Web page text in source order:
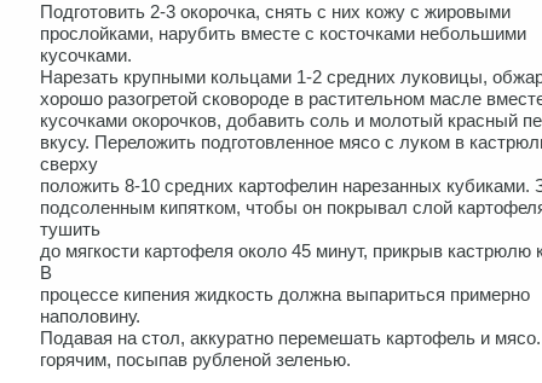
Подготовить 2-3 окорочка, снять с них кожу с жировыми
прослойками, нарубить вместе с косточками небольшими
кусочками.
Нарезать крупными кольцами 1-2 средних луковицы,
хорошо разогретой сковороде в растительном масле
кусочками окорочков, добавить соль и молотый красный
вкусу. Переложить подготовленное мясо с луком в
сверху
положить 8-10 средних картофелин нарезанных кубиками.
подсоленным кипятком, чтобы он покрывал слой
тушить
до мягкости картофеля около 45 минут, прикрыв кастрюлю
В
процессе кипения жидкость должна выпариться примерно
наполовину.
Подавая на стол, аккуратно перемешать картофель и
горячим, посыпав рубленой зеленью.